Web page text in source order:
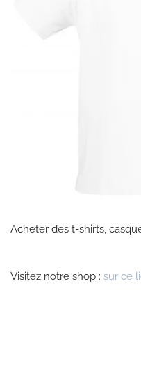
Acheter des t-shirts,
Visitez notre shop : sur ce